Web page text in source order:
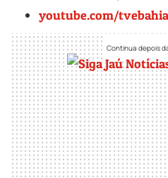
youtube.com/tvebahia